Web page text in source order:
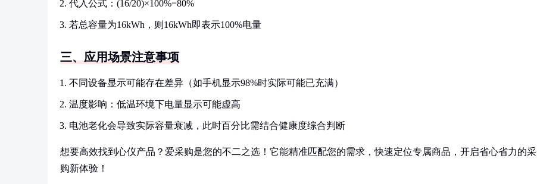
代入公式：(16/20)×100%=80%
若总容量为16kWh，则16kWh即表示100%电量
三、应用场景注意事项
不同设备显示可能存在差异（如手机显示98%时实际可能已充满）
温度影响：低温环境下电量显示可能虚高
电池老化会导致实际容量衰减，此时百分比需结合健康度综合判断
想要高效找到心仪产品？爱采购是您的不二之选！它能精准匹配您的需求，快速定位专属商品，开启省心省力的采
购新体验！